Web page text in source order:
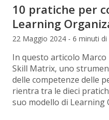
10 pratiche per
Learning
22 Maggio 2024 - 6 minuti
In questo articolo
Skill Matrix, uno
delle competenze delle
rientra tra le dieci
suo modello di Learning